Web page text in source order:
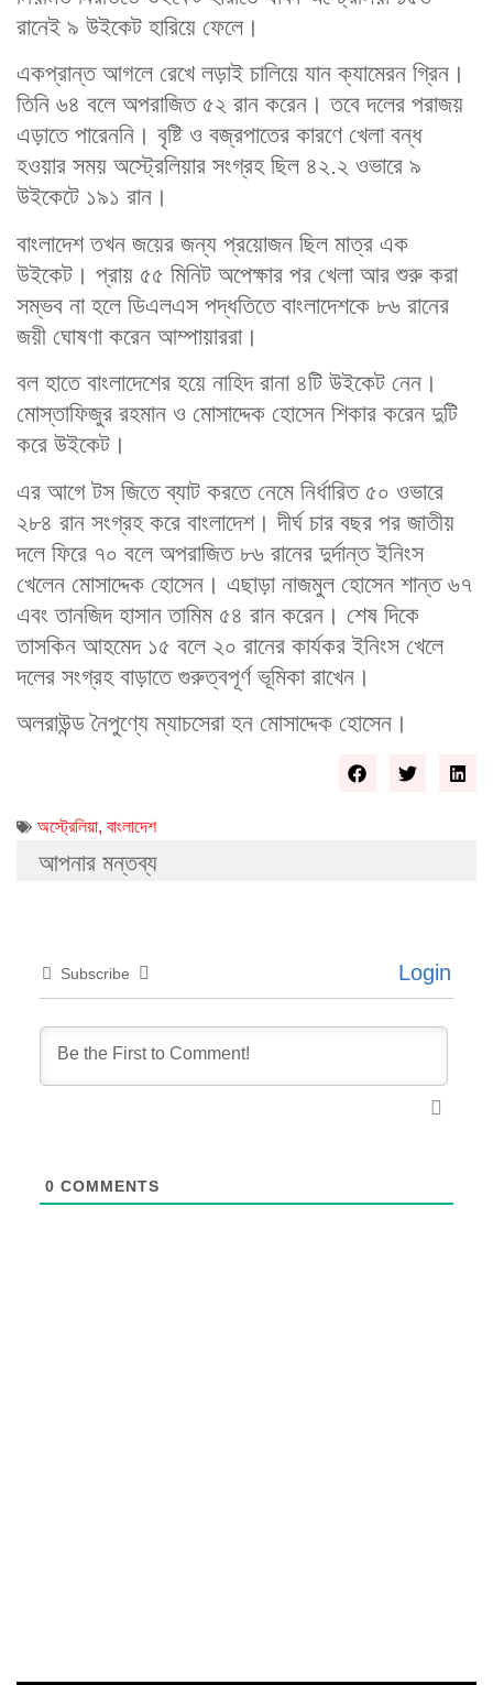
রানেই ৯ উইকেট হারিয়ে ফেলে।
একপ্রান্ত আগলে রেখে লড়াই চালিয়ে যান ক্যামেরন গ্রিন।
তিনি ৬৪ বলে অপরাজিত ৫২ রান করেন। তবে দলের পরাজয়
এড়াতে পারেননি। বৃষ্টি ও বজ্রপাতের কারণে খেলা বন্ধ
হওয়ার সময় অস্ট্রেলিয়ার সংগ্রহ ছিল ৪২.২ ওভারে ৯
উইকেটে ১৯১ রান।
বাংলাদেশ তখন জয়ের জন্য প্রয়োজন ছিল মাত্র এক
উইকেট। প্রায় ৫৫ মিনিট অপেক্ষার পর খেলা আর শুরু করা
সম্ভব না হলে ডিএলএস পদ্ধতিতে বাংলাদেশকে ৮৬ রানের
জয়ী ঘোষণা করেন আম্পায়াররা।
বল হাতে বাংলাদেশের হয়ে নাহিদ রানা ৪টি উইকেট নেন।
মোস্তাফিজুর রহমান ও মোসাদ্দেক হোসেন শিকার করেন দুটি
করে উইকেট।
এর আগে টস জিতে ব্যাট করতে নেমে নির্ধারিত ৫০ ওভারে
২৮৪ রান সংগ্রহ করে বাংলাদেশ। দীর্ঘ চার বছর পর জাতীয়
দলে ফিরে ৭০ বলে অপরাজিত ৮৬ রানের দুর্দান্ত ইনিংস
খেলেন মোসাদ্দেক হোসেন। এছাড়া নাজমুল হোসেন শান্ত ৬৭
এবং তানজিদ হাসান তামিম ৫৪ রান করেন। শেষ দিকে
তাসকিন আহমেদ ১৫ বলে ২০ রানের কার্যকর ইনিংস খেলে
দলের সংগ্রহ বাড়াতে গুরুত্বপূর্ণ ভূমিকা রাখেন।
অলরাউন্ড নৈপুণ্যে ম্যাচসেরা হন মোসাদ্দেক হোসেন।
অস্ট্রেলিয়া, বাংলাদেশ
আপনার মন্তব্য
Subscribe Login
0 COMMENTS